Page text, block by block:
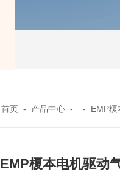
NECS-7-E-B-25日本无
首页 - 产品中心 - - EMP榎
EMP榎本电机驱动